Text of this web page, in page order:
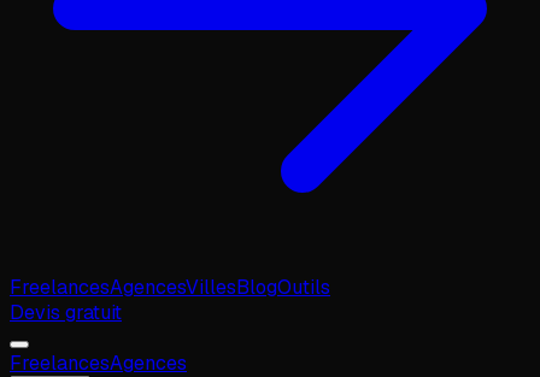
FreelancesAgencesVillesBlogOutils
Devis gratuit
FreelancesAgences